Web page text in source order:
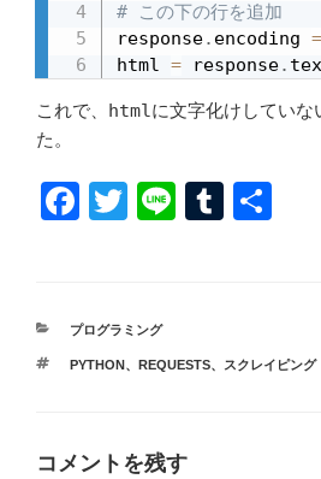
# この下の行を追加
response. encoding =
html = response.
これで、 htmlに文字化けしていな
た。
F
e
b
k
T
er
Li
T
r
カ
ゴ
プログラミング
タ
PYTHON、 REQUESTS、 スクレイピング
コメントを残す